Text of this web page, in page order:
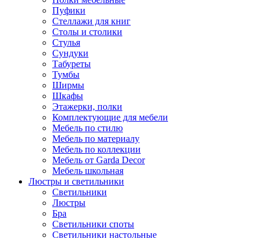
Пуфики
Стеллажи для книг
Столы и столики
Стулья
Сундуки
Табуреты
Тумбы
Ширмы
Шкафы
Этажерки, полки
Комплектующие для мебели
Мебель по стилю
Мебель по материалу
Мебель по коллекции
Мебель от Garda Decor
Мебель школьная
Люстры и светильники
Светильники
Люстры
Бра
Светильники споты
Светильники настольные